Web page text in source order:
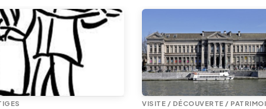
VISITE / DÉCOUVERTE /